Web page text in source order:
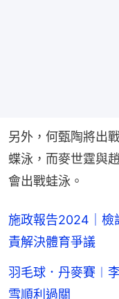
另外，何甄陶將出
蝶泳，而麥世霆與
會出戰蛙泳。
施政報告2024｜
責解決體育爭議
羽毛球．丹麥賽︱
雪順利過關